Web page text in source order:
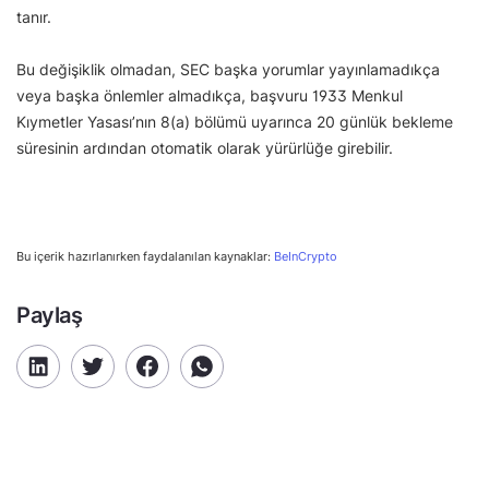
tanır.
Bu değişiklik olmadan, SEC başka yorumlar yayınlamadıkça
veya başka önlemler almadıkça, başvuru 1933 Menkul
Kıymetler Yasası’nın 8(a) bölümü uyarınca 20 günlük bekleme
süresinin ardından otomatik olarak yürürlüğe girebilir.
Bu içerik hazırlanırken faydalanılan kaynaklar: BeInCrypto
Paylaş